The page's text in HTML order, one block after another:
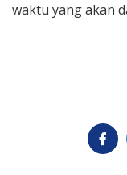
waktu yang akan